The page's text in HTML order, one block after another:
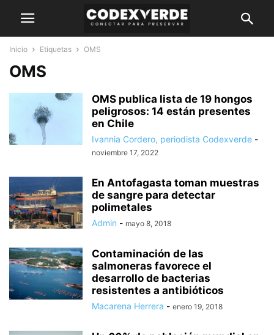
Inicio Etiquetas OMS
OMS
OMS publica lista de 19 hongos
peligrosos: 14 están presentes
en Chile
Ivannia Cordero, periodista Codexverde -
noviembre 17, 2022
En Antofagasta toman muestras
de sangre para detectar
polimetales
Admin - mayo 8, 2018
Contaminación de las
salmoneras favorece el
desarrollo de bacterias
resistentes a antibióticos
Macarena Herrera - enero 19, 2018